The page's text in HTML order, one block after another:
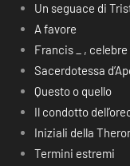
Un seguace di
A favore
Francis _ ,
Sacerdotessa
Questo o quello
Il condotto
Iniziali della
Termini estremi